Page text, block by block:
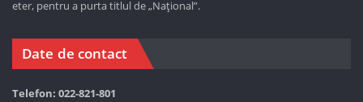
eter, pentru a purta titlul de „Național”.
Date de contact
Telefon: 022-821-801